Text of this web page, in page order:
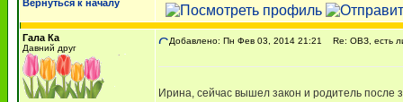
Вернуться к началу
Гала Ка
Давний друг
Добавлено: Пн Фев 03, 2014 21:21 Re: ОВЗ, есть
Ирина, сейчас вышел закон и родитель